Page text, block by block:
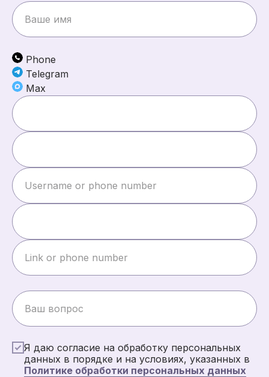
Phone
Telegram
Max
Я даю согласие на обработку персональных
данных в порядке и на условиях, указанных в
Политике обработки персональных данных